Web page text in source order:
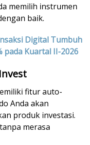
memilih instrumen
baik.
Digital Tumbuh
pada Kuartal II-2026
fitur auto-
Anda akan
produk investasi.
merasa